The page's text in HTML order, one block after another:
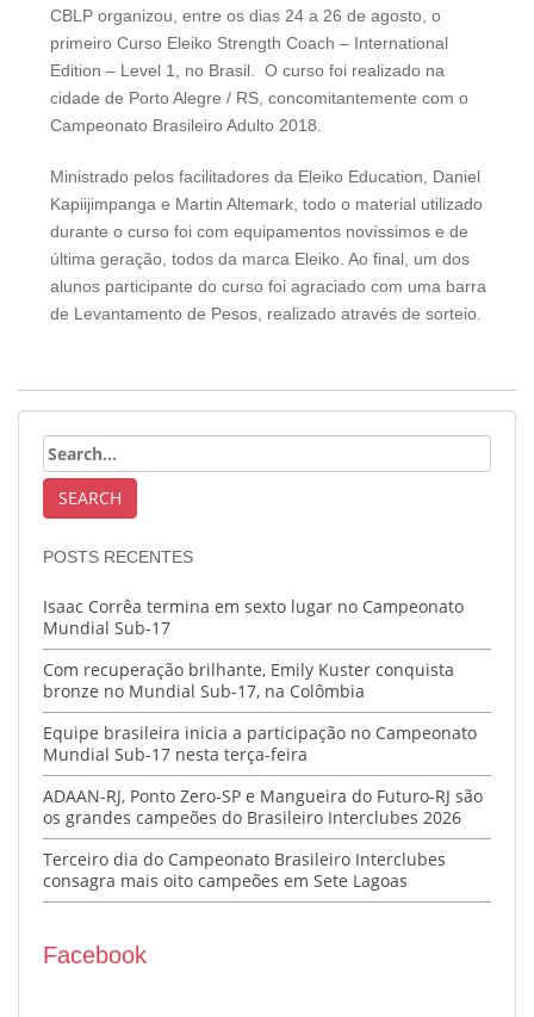
CBLP organizou, entre os dias 24 a 26 de agosto, o
primeiro Curso Eleiko Strength Coach – International
Edition – Level 1, no Brasil. O curso foi realizado na
cidade de Porto Alegre / RS, concomitantemente com o
Campeonato Brasileiro Adulto 2018.
Ministrado pelos facilitadores da Eleiko Education, Daniel
Kapiijimpanga e Martin Altemark, todo o material utilizado
durante o curso foi com equipamentos novíssimos e de
última geração, todos da marca Eleiko. Ao final, um dos
alunos participante do curso foi agraciado com uma barra
de Levantamento de Pesos, realizado através de sorteio.
POSTS RECENTES
Isaac Corrêa termina em sexto lugar no Campeonato
Mundial Sub-17
Com recuperação brilhante, Emily Kuster conquista
bronze no Mundial Sub-17, na Colômbia
Equipe brasileira inicia a participação no Campeonato
Mundial Sub-17 nesta terça-feira
ADAAN-RJ, Ponto Zero-SP e Mangueira do Futuro-RJ são
os grandes campeões do Brasileiro Interclubes 2026
Terceiro dia do Campeonato Brasileiro Interclubes
consagra mais oito campeões em Sete Lagoas
Facebook